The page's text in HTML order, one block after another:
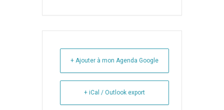
+ Ajouter à mon Agenda Google
+ iCal / Outlook export